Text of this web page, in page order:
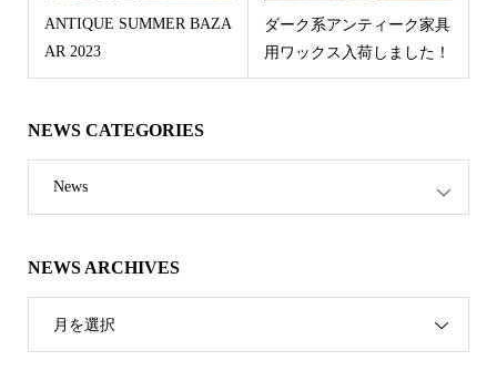
ANTIQUE SUMMER BAZA
AR 2023
ダーク系アンティーク家具
用ワックス入荷しました！
NEWS CATEGORIES
News
NEWS ARCHIVES
月を選択